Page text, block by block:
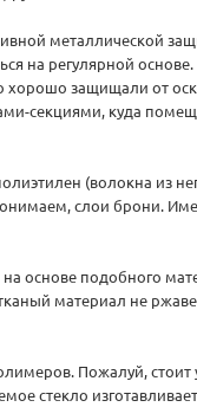
металлической
на регулярной
хорошо защищали от
секциями, куда
(волокна из
слои брони.
основе подобного
материал не
Пожалуй, стоит
стекло